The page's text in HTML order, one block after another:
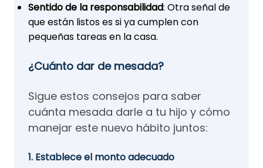
Sentido de la responsabilidad: Otra señal de
que están listos es si ya cumplen con
pequeñas tareas en la casa.
¿Cuánto dar de mesada?
Sigue estos consejos para saber
cuánta mesada darle a tu hijo y cómo
manejar este nuevo hábito juntos:
1. Establece el monto adecuado